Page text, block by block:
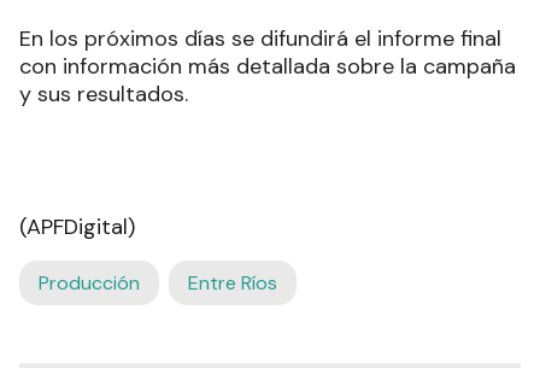
En los próximos días se difundirá el informe final
con información más detallada sobre la campaña
y sus resultados.
(APFDigital)
Producción Entre Ríos